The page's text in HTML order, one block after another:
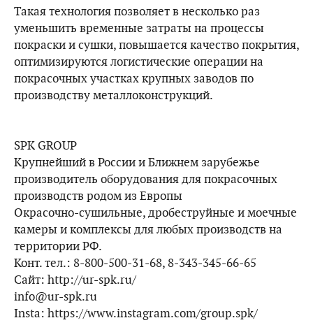
Такая технология позволяет в несколько раз
уменьшить временные затраты на процессы
покраски и сушки, повышается качество покрытия,
оптимизируются логистические операции на
покрасочных участках крупных заводов по
производству металлоконструкций.
SPK GROUP
Крупнейший в России и Ближнем зарубежье
производитель оборудования для покрасочных
производств родом из Европы
Окрасочно-сушильные, дробеструйные и моечные
камеры и комплексы для любых производств на
территории РФ.
Конт. тел.: 8-800-500-31-68, 8-343-345-66-65
Сайт: http://ur-spk.ru/​
info@ur-spk.ru
Insta: https://www.instagram.com/group.spk/